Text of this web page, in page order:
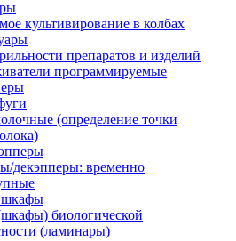
культивирование в колбах
препаратов и изделий
программируемые
(определение точки
декэпперы: временно
шкафы
биологической
(ламинары)